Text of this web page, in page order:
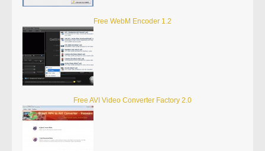
Free WebM Encoder 1.2
Free AVI Video Converter Factory 2.0